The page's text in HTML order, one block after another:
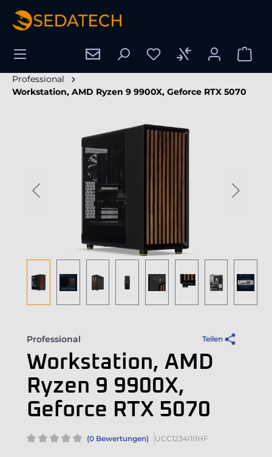
springen
Professional
Workstation, AMD Ryzen 9 9900X, Geforce RTX 5070
Bildergalerie überspringen
Professional Teilen
Workstation, AMD
Ryzen 9 9900X,
Geforce RTX 5070
(0 Bewertungen) UCC1234I1I1HF